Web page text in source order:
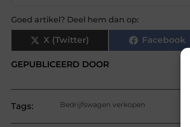
Goed artikel? Deel hem dan op:
X (Twitter) Facebook
GEPUBLICEERD DOOR
Tags: Bedrijfswagen verkopen